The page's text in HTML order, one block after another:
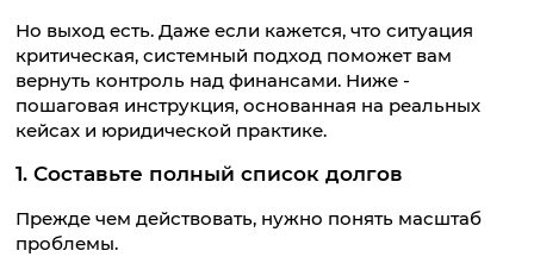
Но выход есть. Даже если кажется, что ситуация
критическая, системный подход поможет вам
вернуть контроль над финансами. Ниже -
пошаговая инструкция, основанная на реальных
кейсах и юридической практике.
1. Составьте полный список долгов
Прежде чем действовать, нужно понять масштаб
проблемы.